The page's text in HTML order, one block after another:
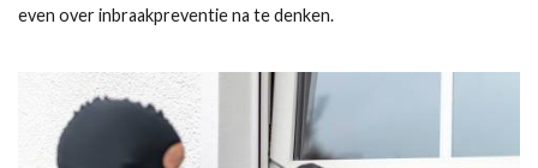
even over inbraakpreventie na te denken.